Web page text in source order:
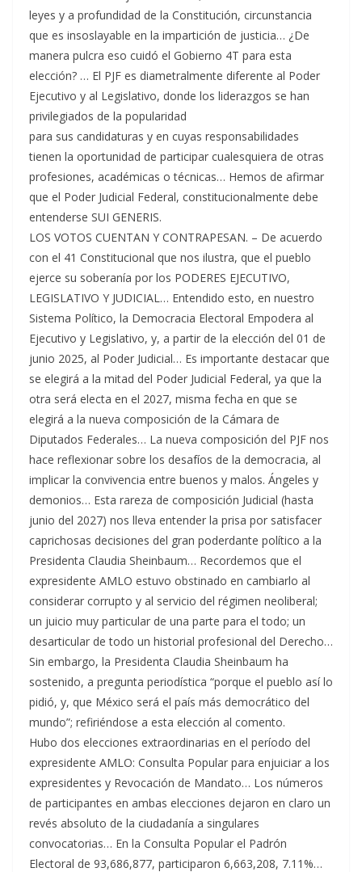
leyes y a profundidad de la Constitución, circunstancia
que es insoslayable en la impartición de justicia… ¿De
manera pulcra eso cuidó el Gobierno 4T para esta
elección? … El PJF es diametralmente diferente al Poder
Ejecutivo y al Legislativo, donde los liderazgos se han
privilegiados de la popularidad
para sus candidaturas y en cuyas responsabilidades
tienen la oportunidad de participar cualesquiera de otras
profesiones, académicas o técnicas… Hemos de afirmar
que el Poder Judicial Federal, constitucionalmente debe
entenderse SUI GENERIS.
LOS VOTOS CUENTAN Y CONTRAPESAN. – De acuerdo
con el 41 Constitucional que nos ilustra, que el pueblo
ejerce su soberanía por los PODERES EJECUTIVO,
LEGISLATIVO Y JUDICIAL… Entendido esto, en nuestro
Sistema Político, la Democracia Electoral Empodera al
Ejecutivo y Legislativo, y, a partir de la elección del 01 de
junio 2025, al Poder Judicial… Es importante destacar que
se elegirá a la mitad del Poder Judicial Federal, ya que la
otra será electa en el 2027, misma fecha en que se
elegirá a la nueva composición de la Cámara de
Diputados Federales… La nueva composición del PJF nos
hace reflexionar sobre los desafíos de la democracia, al
implicar la convivencia entre buenos y malos. Ángeles y
demonios… Esta rareza de composición Judicial (hasta
junio del 2027) nos lleva entender la prisa por satisfacer
caprichosas decisiones del gran poderdante político a la
Presidenta Claudia Sheinbaum… Recordemos que el
expresidente AMLO estuvo obstinado en cambiarlo al
considerar corrupto y al servicio del régimen neoliberal;
un juicio muy particular de una parte para el todo; un
desarticular de todo un historial profesional del Derecho…
Sin embargo, la Presidenta Claudia Sheinbaum ha
sostenido, a pregunta periodística “porque el pueblo así lo
pidió, y, que México será el país más democrático del
mundo”; refiriéndose a esta elección al comento.
Hubo dos elecciones extraordinarias en el período del
expresidente AMLO: Consulta Popular para enjuiciar a los
expresidentes y Revocación de Mandato… Los números
de participantes en ambas elecciones dejaron en claro un
revés absoluto de la ciudadanía a singulares
convocatorias… En la Consulta Popular el Padrón
Electoral de 93,686,877, participaron 6,663,208, 7.11%…